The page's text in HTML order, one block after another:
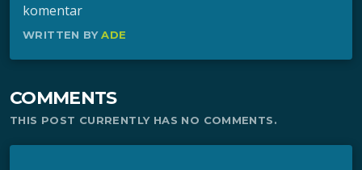
komentar
WRITTEN BYADE
COMMENTS
THIS POST CURRENTLY HAS NO COMMENTS.